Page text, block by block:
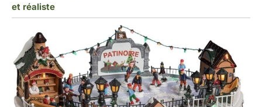
et réaliste